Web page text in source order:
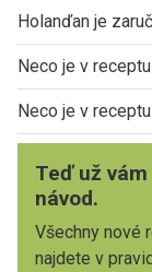
Holanďan je
Neco je v
Neco je v
Teď už
návod.
Všechny nové
najdete v